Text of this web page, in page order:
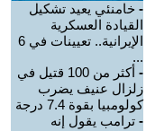
- خامنئي يعيد تشكيل
القيادة العسكرية
الإيرانية.. تعيينات في 6
...
-
أكثر من 100 قتيل في
زلزال عنيف يضرب
كولومبيا بقوة 7.4 درجة
- ترامب يقول إنه